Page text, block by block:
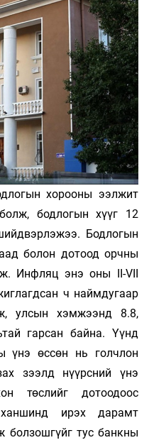
хорооны ээлжит
бодлогын хүүг 12
Бодлогын
болон дотоод орчны
Инфляц энэ оны II-VII
ч наймдугаар
улсын хэмжээнд 8.8,
гарсан байна. Үүнд
үнэ өссөн нь голчлон
зээлд нүүрсний үнэ
төслийг дотоодоос
ханшинд ирэх дарамт
тус банкны